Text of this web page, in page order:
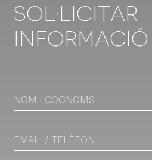
Sol·licitar
Informació